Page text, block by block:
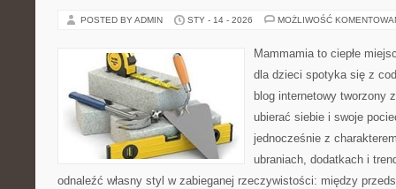
POSTED BY ADMIN STY - 14 - 2026 MOŻLIWOŚĆ
Mammamia to ciepłe
dla dzieci spotyka się z
blog internetowy tworzony
ubierać siebie i swoje
jednocześnie z
ubraniach, dodatkach i
odnaleźć własny styl w zabieganej rzeczywistości: między